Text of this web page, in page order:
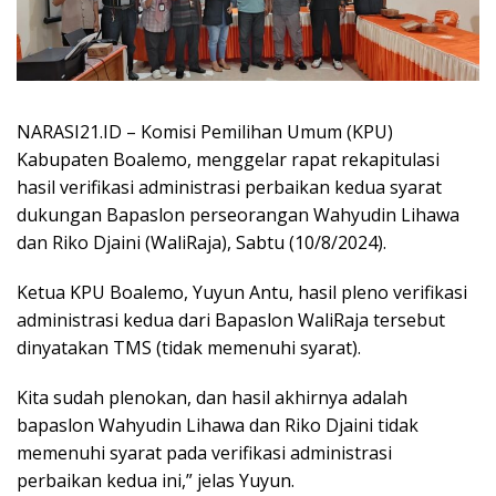
NARASI21.ID – Komisi Pemilihan Umum (KPU)
Kabupaten Boalemo, menggelar rapat rekapitulasi
hasil verifikasi administrasi perbaikan kedua syarat
dukungan Bapaslon perseorangan Wahyudin Lihawa
dan Riko Djaini (WaliRaja), Sabtu (10/8/2024).
Ketua KPU Boalemo, Yuyun Antu, hasil pleno verifikasi
administrasi kedua dari Bapaslon WaliRaja tersebut
dinyatakan TMS (tidak memenuhi syarat).
Kita sudah plenokan, dan hasil akhirnya adalah
bapaslon Wahyudin Lihawa dan Riko Djaini tidak
memenuhi syarat pada verifikasi administrasi
perbaikan kedua ini,” jelas Yuyun.